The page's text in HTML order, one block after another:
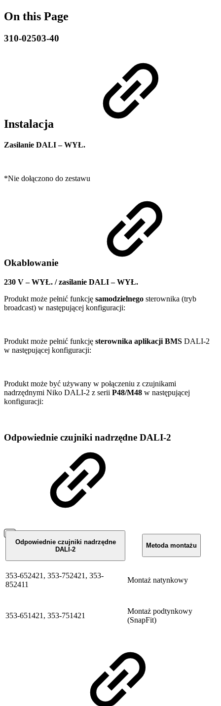
On this Page
310-02503-40
Instalacja
Zasilanie DALI – WYŁ.
*Nie dołączono do zestawu
Okablowanie
230 V – WYŁ. / zasilanie DALI – WYŁ.
Produkt może pełnić funkcję samodzielnego sterownika (tryb
broadcast) w następującej konfiguracji:
Produkt może pełnić funkcję sterownika aplikacji BMS DALI-2
w następującej konfiguracji:
Produkt może być używany w połączeniu z czujnikami
nadrzędnymi Niko DALI-2 z serii P48/M48 w następującej
konfiguracji:
Odpowiednie czujniki nadrzędne DALI-2
Odpowiednie czujniki nadrzędne
DALI-2
Metoda montażu
353-652421, 353-752421, 353-
852411
Montaż natynkowy
353-651421, 353-751421
Montaż podtynkowy
(SnapFit)